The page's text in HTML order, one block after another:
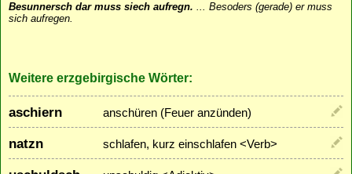
Besunnersch dar muss siech aufregn. ... Besoders (gerade) er muss
sich aufregen.
Weitere erzgebirgische Wörter:
aschiern anschüren (Feuer anzünden)
natzn schlafen, kurz einschlafen <Verb>